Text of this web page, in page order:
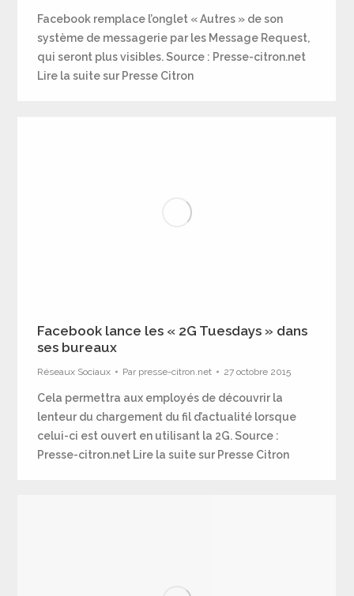
Facebook remplace l’onglet « Autres » de son
système de messagerie par les Message Request,
qui seront plus visibles. Source : Presse-citron.net
Lire la suite sur Presse Citron
Facebook lance les « 2G Tuesdays » dans
ses bureaux
Réseaux Sociaux Par presse-citron.net 27 octobre 2015
Cela permettra aux employés de découvrir la
lenteur du chargement du fil d’actualité lorsque
celui-ci est ouvert en utilisant la 2G. Source :
Presse-citron.net Lire la suite sur Presse Citron